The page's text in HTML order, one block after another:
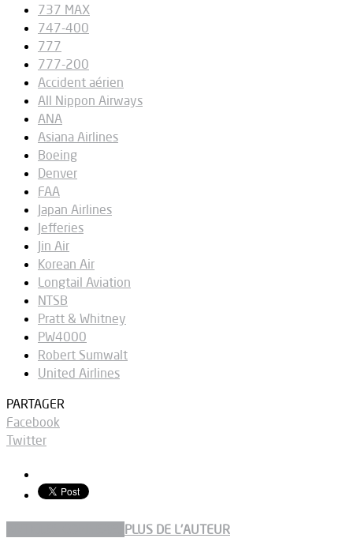
737 MAX
747-400
777
777-200
Accident aérien
All Nippon Airways
ANA
Asiana Airlines
Boeing
Denver
FAA
Japan Airlines
Jefferies
Jin Air
Korean Air
Longtail Aviation
NTSB
Pratt & Whitney
PW4000
Robert Sumwalt
United Airlines
PARTAGER
Facebook
Twitter
PLUS DE L'AUTEUR